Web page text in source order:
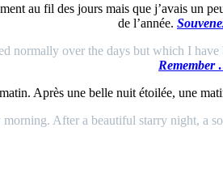
au fil des jours mais que j’avais un
de l’année.
normally over the days but which I
Remember
Après une belle nuit étoilée, une
morning. After a beautiful starry night, a